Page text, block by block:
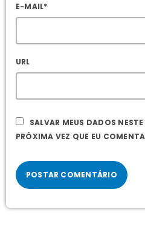
E-MAIL*
URL
SALVAR MEUS DADOS
PRÓXIMA VEZ QUE EU